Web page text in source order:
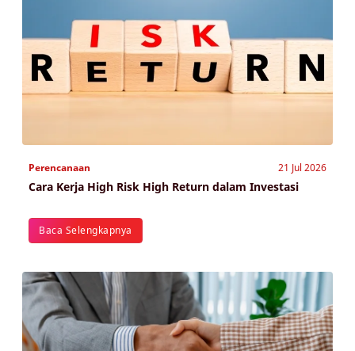
Perencanaan 21 Jul 2026
Cara Kerja High Risk High Return dalam Investasi
Baca Selengkapnya